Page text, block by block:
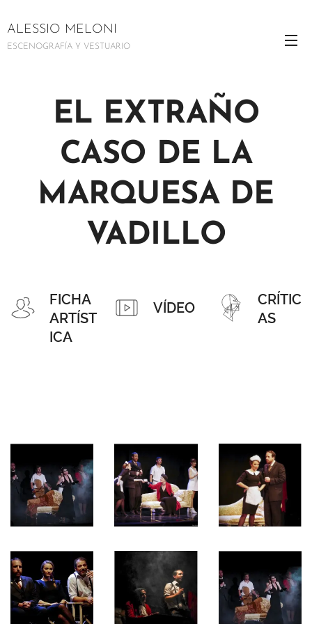
ALESSIO MELONI
ESCENOGRAFÍA Y VESTUARIO
EL EXTRAÑO
CASO DE LA
MARQUESA DE
VADILLO
FICHA
ARTÍST
ICA
VÍDEO
CRÍTIC
AS